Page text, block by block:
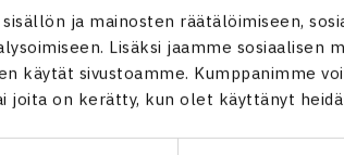
ja mainosten räätälöimiseen,
Lisäksi jaamme sosiaalisen
käytät sivustoamme. Kumppanimme
on kerätty, kun olet käyttänyt
– Jesper Saarni TCT 61 64
Ojala HVS 63 64